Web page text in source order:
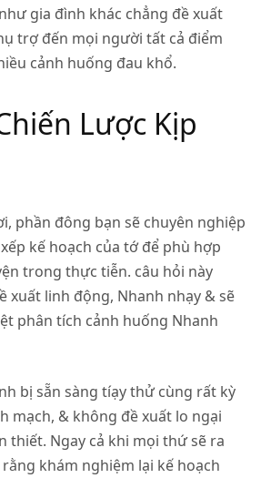
gia đình khác chẳng đề xuất
trợ đến mọi người tất cả điểm
cảnh huống đau khổ.
Lược Kịp
phần đông bạn sẽ chuyên nghiệp
kế hoạch của tớ để phù hợp
trong thực tiễn. câu hỏi này
xuất linh động, Nhanh nhạy & sẽ
phân tích cảnh huống Nhanh
bị sẵn sàng tíạy thử cùng rất kỳ
mạch, & không đề xuất lo ngại
thiết. Ngay cả khi mọi thứ sẽ ra
khám nghiệm lại kế hoạch